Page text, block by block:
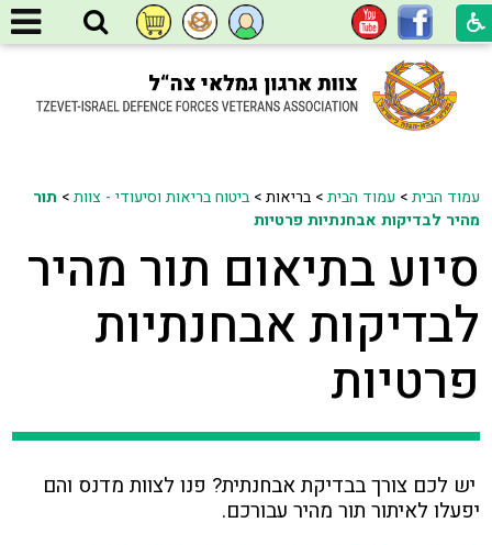
עמוד הבית> עמוד הבית>בריאות >ביטוח בריאות וסיעודי - צוות> תור
מהיר לבדיקות אבחנתיות פרטיות
סיוע בתיאום תור מהיר
לבדיקות אבחנתיות
פרטיות
יש לכם צורך בבדיקת אבחנתית? פנו לצוות מדנס והם
יפעלו לאיתור תור מהיר עבורכם.